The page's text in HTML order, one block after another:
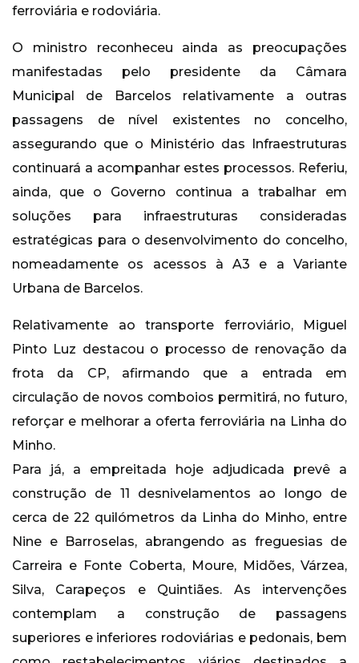
ferroviária e rodoviária.
O ministro reconheceu ainda as preocupações
manifestadas pelo presidente da Câmara
Municipal de Barcelos relativamente a outras
passagens de nível existentes no concelho,
assegurando que o Ministério das Infraestruturas
continuará a acompanhar estes processos. Referiu,
ainda, que o Governo continua a trabalhar em
soluções para infraestruturas consideradas
estratégicas para o desenvolvimento do concelho,
nomeadamente os acessos à A3 e a Variante
Urbana de Barcelos.
Relativamente ao transporte ferroviário, Miguel
Pinto Luz destacou o processo de renovação da
frota da CP, afirmando que a entrada em
circulação de novos comboios permitirá, no futuro,
reforçar e melhorar a oferta ferroviária na Linha do
Minho.
Para já, a empreitada hoje adjudicada prevê a
construção de 11 desnivelamentos ao longo de
cerca de 22 quilómetros da Linha do Minho, entre
Nine e Barroselas, abrangendo as freguesias de
Carreira e Fonte Coberta, Moure, Midões, Várzea,
Silva, Carapeços e Quintiães. As intervenções
contemplam a construção de passagens
superiores e inferiores rodoviárias e pedonais, bem